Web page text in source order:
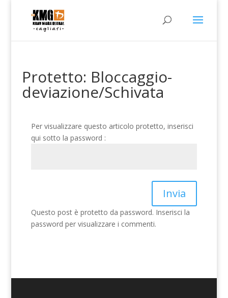
Protetto: Bloccaggio-
deviazione/Schivata
Per visualizzare questo articolo protetto, inserisci
qui sotto la password :
Invia
Questo post è protetto da password. Inserisci la
password per visualizzare i commenti.